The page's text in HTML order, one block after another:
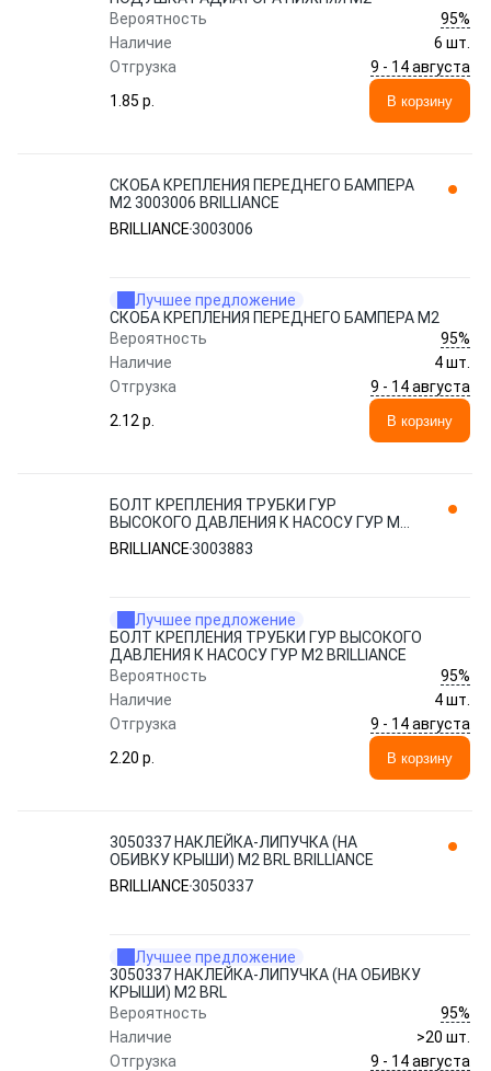
Вероятность
95%
Наличие
6 шт.
Отгрузка
9 - 14 августа
1.85 p.
В корзину
СКОБА КРЕПЛЕНИЯ ПЕРЕДНЕГО БАМПЕРА
М2 3003006 BRILLIANCE
BRILLIANCE3003006
Лучшее предложение
СКОБА КРЕПЛЕНИЯ ПЕРЕДНЕГО БАМПЕРА М2
Вероятность
95%
Наличие
4 шт.
Отгрузка
9 - 14 августа
2.12 p.
В корзину
БОЛТ КРЕПЛЕНИЯ ТРУБКИ ГУР
ВЫСОКОГО ДАВЛЕНИЯ К НАСОСУ ГУР М2
BRILLIANCE 3003883
BRILLIANCE3003883
Лучшее предложение
БОЛТ КРЕПЛЕНИЯ ТРУБКИ ГУР ВЫСОКОГО
ДАВЛЕНИЯ К НАСОСУ ГУР М2 BRILLIANCE
Вероятность
95%
Наличие
4 шт.
Отгрузка
9 - 14 августа
2.20 p.
В корзину
3050337 НАКЛЕЙКА-ЛИПУЧКА (НА
ОБИВКУ КРЫШИ) M2 BRL BRILLIANCE
BRILLIANCE3050337
Лучшее предложение
3050337 НАКЛЕЙКА-ЛИПУЧКА (НА ОБИВКУ
КРЫШИ) M2 BRL
Вероятность
95%
Наличие
>20 шт.
Отгрузка
9 - 14 августа